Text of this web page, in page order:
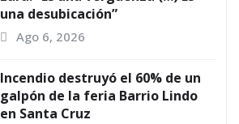
una desubicación”
Ago 6, 2026
Incendio destruyó el 60% de un
galpón de la feria Barrio Lindo
en Santa Cruz